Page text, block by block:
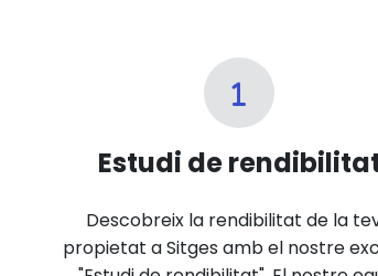
Estudi de
Descobreix la rendibilitat de la
propietat a Sitges amb el nostre